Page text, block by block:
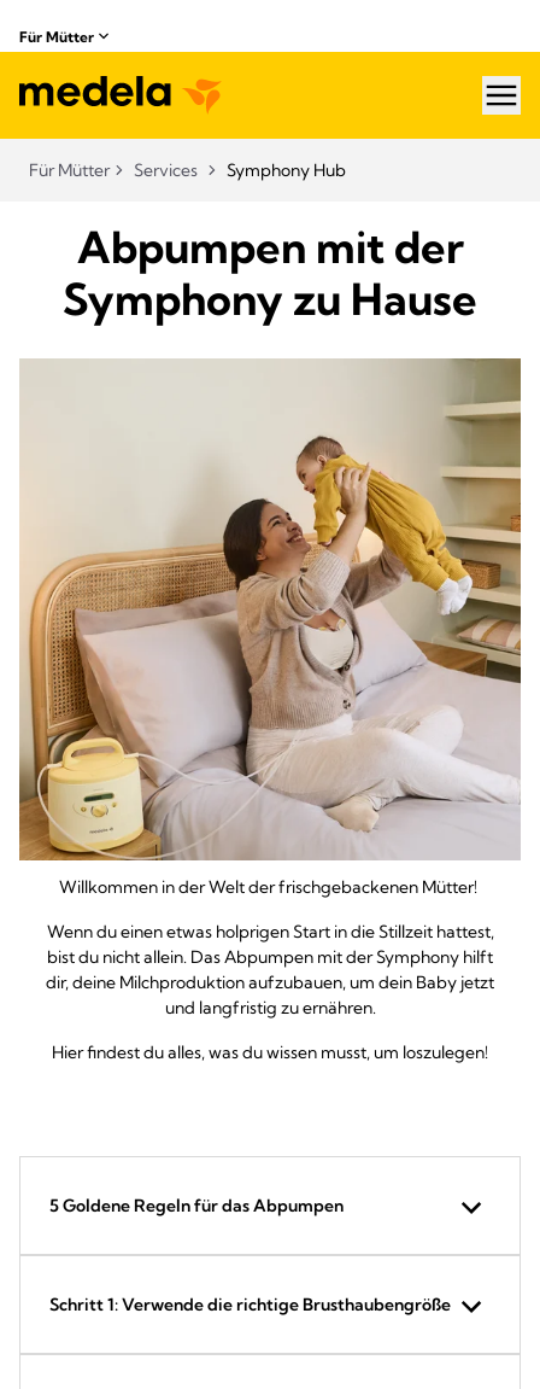
Für Mütter
Für Mütter Services Symphony Hub
Abpumpen mit der
Symphony zu Hause
Willkommen in der Welt der frischgebackenen Mütter!
Wenn du einen etwas holprigen Start in die Stillzeit hattest,
bist du nicht allein. Das Abpumpen mit der Symphony hilft
dir, deine Milchproduktion aufzubauen, um dein Baby jetzt
und langfristig zu ernähren.
Hier findest du alles, was du wissen musst, um loszulegen!
5 Goldene Regeln für das Abpumpen
Schritt 1: Verwende die richtige Brusthaubengröße